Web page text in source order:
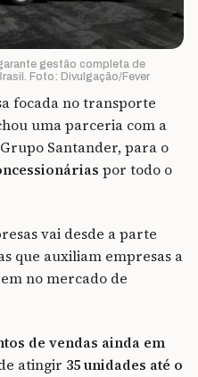
gestão completa de
Foto: Divulgação/Fever
focada no transporte
uma parceria com a
Santander, para o
por todo o
vai desde a parte
que auxiliam empresas a
no mercado de
de vendas ainda em
atingir 35 unidades até o